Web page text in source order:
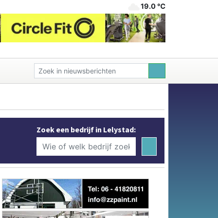
19.0 ℃
Zoek een bedrijf in Lelystad: